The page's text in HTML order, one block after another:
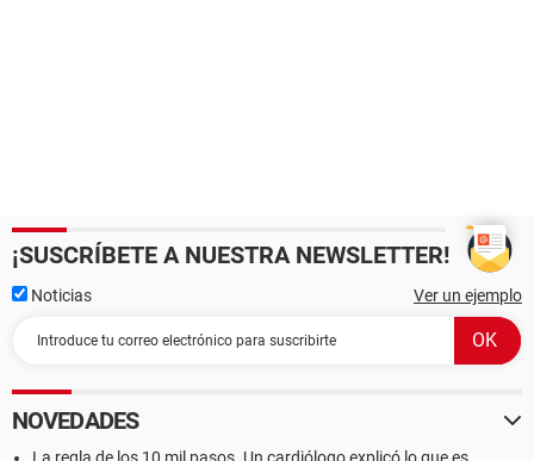
¡SUSCRÍBETE A NUESTRA NEWSLETTER!
Noticias Ver un ejemplo
NOVEDADES